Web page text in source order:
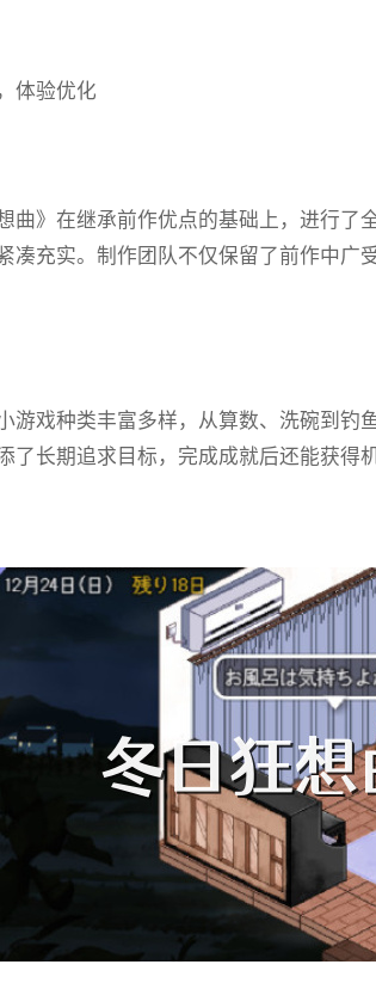
体验优化
曲》在继承前作优点的基础上，进行了
凑充实。制作团队不仅保留了前作中广
游戏种类丰富多样，从算数、洗碗到钓
了长期追求目标，完成成就后还能获得